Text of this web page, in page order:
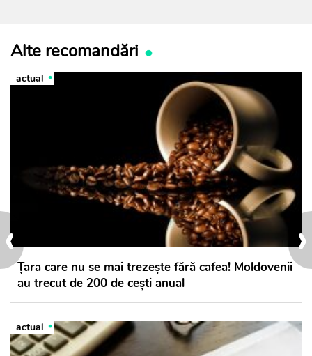
›
‹
Alte recomandări
actual
Țara care nu se mai trezește fără cafea! Moldovenii
au trecut de 200 de cești anual
actual